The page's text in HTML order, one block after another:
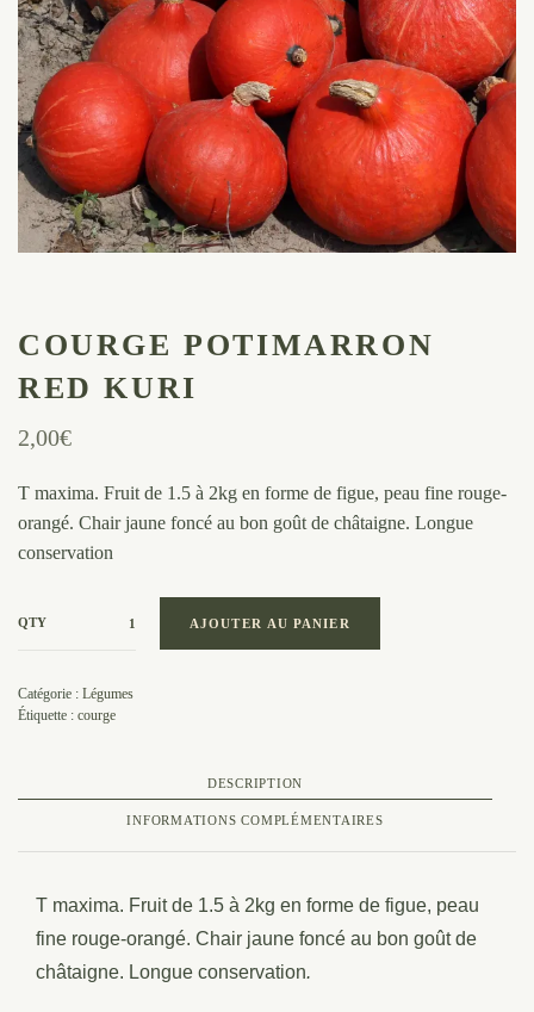
COURGE POTIMARRON
RED KURI
2,00€
T maxima. Fruit de 1.5 à 2kg en forme de figue, peau fine rouge-
orangé. Chair jaune foncé au bon goût de châtaigne. Longue
conservation
QTY AJOUTER AU PANIER
Catégorie : Légumes
Étiquette : courge
DESCRIPTION
INFORMATIONS COMPLÉMENTAIRES
T maxima. Fruit de 1.5 à 2kg en forme de figue, peau
fine rouge-orangé. Chair jaune foncé au bon goût de
châtaigne. Longue conservation.